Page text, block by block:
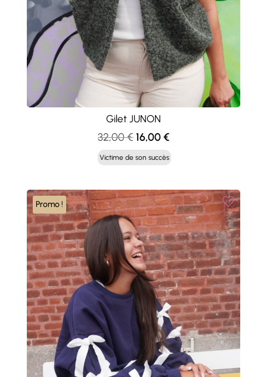
Gilet JUNON
32,00€ Le
prix
initial
32,00 €.
16,00€Le
prix
actuel
16,00 €.
Victime de son succès
Promo !